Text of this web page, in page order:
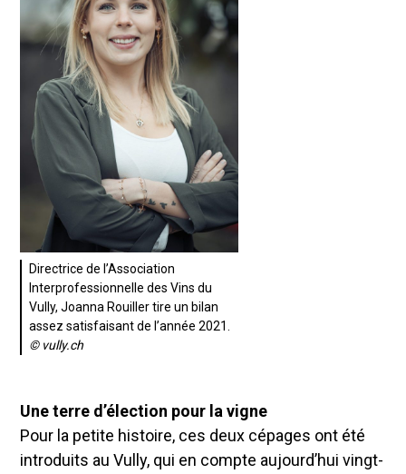
Directrice de l’Association
Interprofessionnelle des Vins du
Vully, Joanna Rouiller tire un bilan
assez satisfaisant de l’année 2021.
© vully.ch
Une terre d’élection pour la vigne
Pour la petite histoire, ces deux cépages ont été
introduits au Vully, qui en compte aujourd’hui vingt-